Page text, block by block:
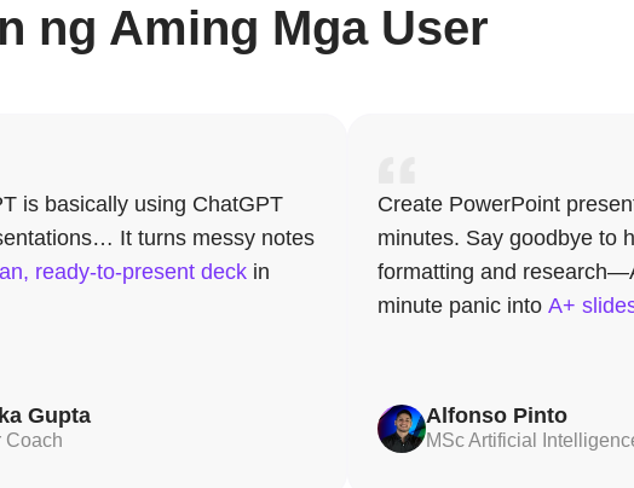
ng Aming Mga User
is basically using ChatGPT
It turns messy notes
ready-to-present deck in
Gupta
Coach
Create PowerPoint
minutes. Say goodbye to
formatting and
minute panic into A+
Alfonso Pinto
MSc Artificial